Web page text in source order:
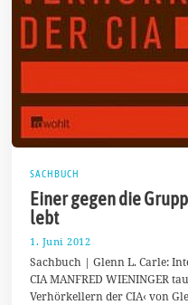
SACHBUCH
Einer gegen die
lebt
1. Juni 2012
0
M
a
Sachbuch | Glenn L. Carle:
CIA MANFRED WIENINGER
Verhörkellern der CIA‹ von